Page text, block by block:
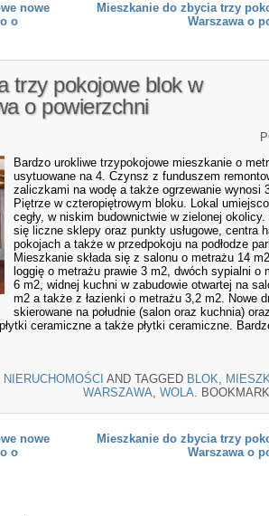
nowe
o
Mieszkanie do zbycia trzy
Warszawa o
trzy pokojowe blok w
o powierzchni
Bardzo urokliwe trzypokojowe mieszkanie o
usytuowane na 4. Czynsz z funduszem
zaliczkami na wodę a także ogrzewanie wynosi
Piętrze w czteropiętrowym bloku. Lokal
cegły, w niskim budownictwie w zielonej
się liczne sklepy oraz punkty usługowe, centra
pokojach a także w przedpokoju na podłodze
Mieszkanie składa się z salonu o metrażu 14
loggię o metrażu prawie 3 m2, dwóch sypialni o
6 m2, widnej kuchni w zabudowie otwartej na
m2 a także z łazienki o metrażu 3,2 m2. Nowe
skierowane na południe (salon oraz kuchnia)
ceramiczne a także płytki ceramiczne.
NIERUCHOMOŚCI AND TAGGED BLOK
WARSZAWA WOLA .
nowe
o
Mieszkanie do zbycia trzy
Warszawa o